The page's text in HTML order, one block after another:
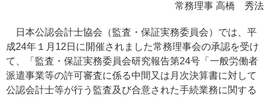
常務理事 高橋 秀法
日本公認会計士協会（監査・保証実務委員会）では、平
成24年１月12日に開催されました常務理事会の承認を受け
て、「監査・保証実務委員会研究報告第24号「一般労働者
派遣事業等の許可審査に係る中間又は月次決算書に対して
公認会計士等が行う監査及び合意された手続業務に関する